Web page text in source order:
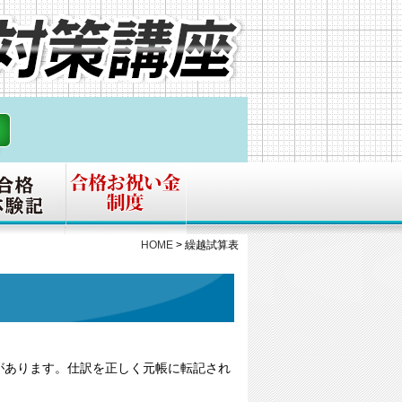
HOME > 繰越試算表
ります。仕訳を正しく元帳に転記され